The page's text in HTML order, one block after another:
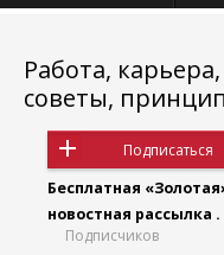
Работа,
советы,
Подписаться
Бесплатная
новостная рассылка .
Подписчиков